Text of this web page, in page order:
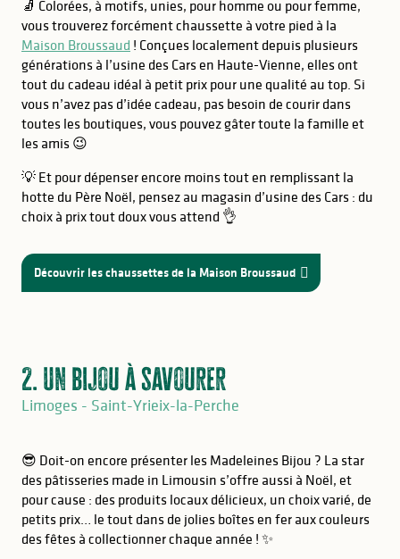
🧦 Colorées, à motifs, unies, pour homme ou pour femme,
vous trouverez forcément chaussette à votre pied à la
Maison Broussaud ! Conçues localement depuis plusieurs
générations à l’usine des Cars en Haute-Vienne, elles ont
tout du cadeau idéal à petit prix pour une qualité au top. Si
vous n’avez pas d’idée cadeau, pas besoin de courir dans
toutes les boutiques, vous pouvez gâter toute la famille et
les amis 😉
💡 Et pour dépenser encore moins tout en remplissant la
hotte du Père Noël, pensez au magasin d’usine des Cars : du
choix à prix tout doux vous attend 👌
Découvrir les chaussettes de la Maison Broussaud
2. Un bijou à savourer
Limoges - Saint-Yrieix-la-Perche
😎 Doit-on encore présenter les Madeleines Bijou ? La star
des pâtisseries made in Limousin s’offre aussi à Noël, et
pour cause : des produits locaux délicieux, un choix varié, de
petits prix… le tout dans de jolies boîtes en fer aux couleurs
des fêtes à collectionner chaque année ! ✨
BON À SAVOIR
Boutique de Limoges